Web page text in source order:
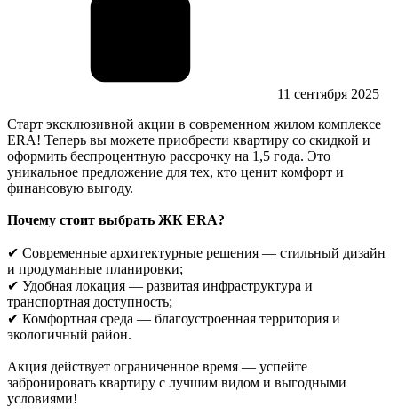
11 сентября 2025
Старт эксклюзивной акции в современном жилом комплексе
ERA! Теперь вы можете приобрести квартиру со скидкой и
оформить беспроцентную рассрочку на 1,5 года. Это
уникальное предложение для тех, кто ценит комфорт и
финансовую выгоду.
Почему стоит выбрать ЖК ERA?
✔ Современные архитектурные решения — стильный дизайн
и продуманные планировки;
✔ Удобная локация — развитая инфраструктура и
транспортная доступность;
✔ Комфортная среда — благоустроенная территория и
экологичный район.
Акция действует ограниченное время — успейте
забронировать квартиру с лучшим видом и выгодными
условиями!